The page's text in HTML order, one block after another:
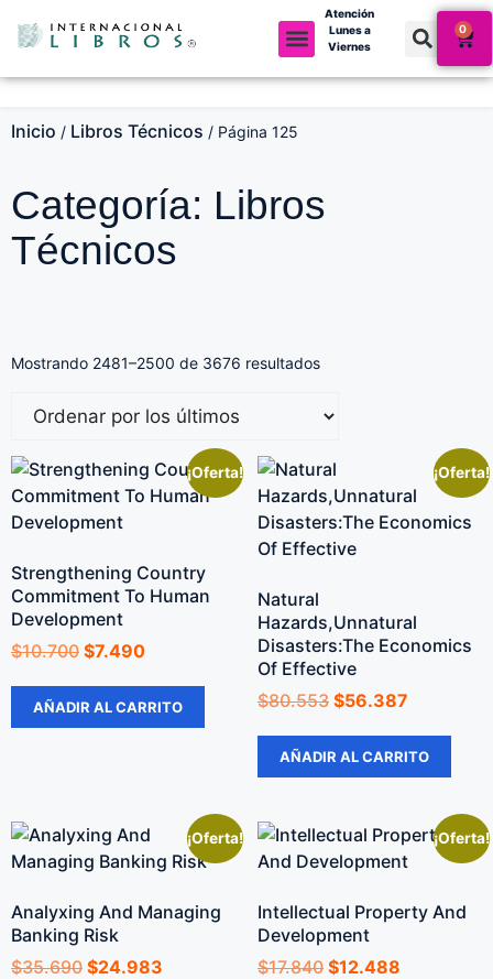
Atención
Lunes a
Viernes
0
Inicio / Libros Técnicos / Página 125
Categoría: Libros
Técnicos
Mostrando 2481–2500 de 3676 resultados
¡Oferta!
Strengthening Country
Commitment To Human
Development
$10.700 $7.490
AÑADIR AL CARRITO
¡Oferta!
Natural
Hazards,Unnatural
Disasters:The Economics
Of Effective
$80.553 $56.387
AÑADIR AL CARRITO
¡Oferta!
Analyxing And Managing
Banking Risk
$35.690 $24.983
¡Oferta!
Intellectual Property And
Development
$17.840 $12.488